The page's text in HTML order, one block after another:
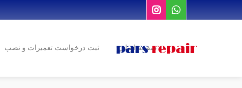
صفحه اصلی ثبت درخواست تعمیرات و نصب